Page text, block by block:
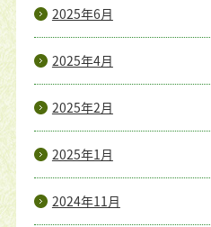
2025年6月
2025年4月
2025年2月
2025年1月
2024年11月